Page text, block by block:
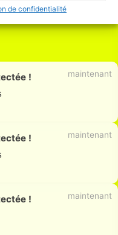
de confidentialité
maintenant
!
maintenant
!
maintenant
!